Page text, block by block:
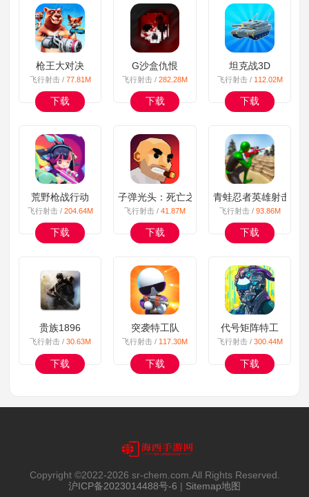
枪王大对决
飞行射击 / 77.81M
下载
G沙盒仇恨
飞行射击 /282.28M
下载
坦克战3D
飞行射击 / 112.02M
下载
荒野枪战行动
飞行射击 / 204.64M
下载
子弹光头：死亡之战
飞行射击 /41.87M
下载
青蛙忍者英雄射击
飞行射击 / 93.86M
下载
贵族1896
飞行射击 / 30.63M
下载
突袭特工队
飞行射击 / 117.30M
下载
代号矩阵特工
飞行射击 / 300.44M
下载
Copyright ©2022-2026 sr-chem.com.All Rights Reserved.
沪ICP备2023014488号-6 | Sitemap地图